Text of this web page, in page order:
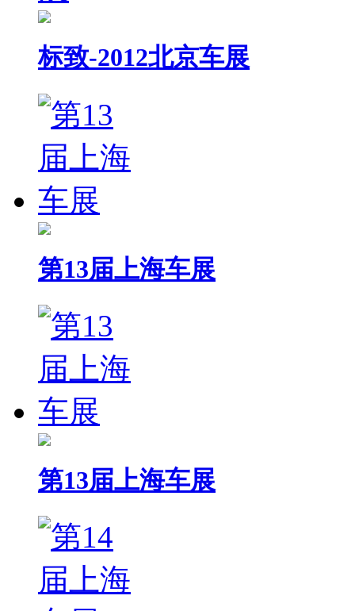
标致-2012北京车展
第13届上海车展
第13届上海车展